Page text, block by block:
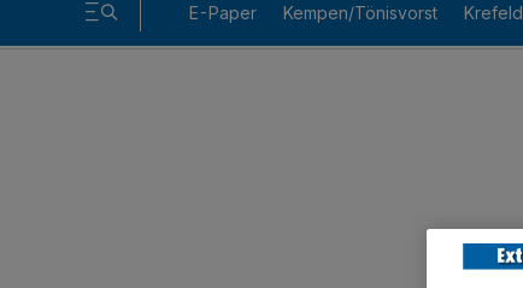
E-Paper Kempen/Tönisvorst Krefeld